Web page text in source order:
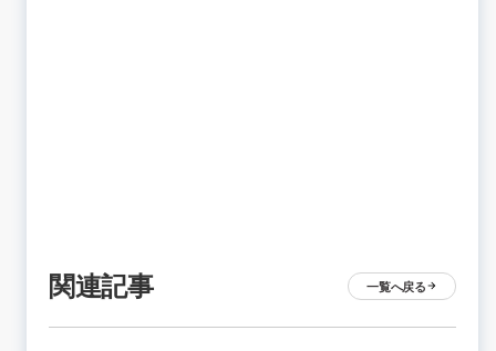
関連記事 一覧へ戻る arrow_forward